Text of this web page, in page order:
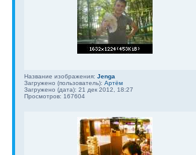
Название изображения: Jenga
Загружено (пользователь): Артём
Загружено (дата): 21 дек 2012, 18:27
Просмотров: 167604